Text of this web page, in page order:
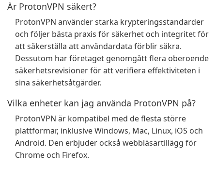
Är ProtonVPN säkert?
ProtonVPN använder starka krypteringsstandarder
och följer bästa praxis för säkerhet och integritet för
att säkerställa att användardata förblir säkra.
Dessutom har företaget genomgått flera oberoende
säkerhetsrevisioner för att verifiera effektiviteten i
sina säkerhetsåtgärder.
Vilka enheter kan jag använda ProtonVPN på?
ProtonVPN är kompatibel med de flesta större
plattformar, inklusive Windows, Mac, Linux, iOS och
Android. Den erbjuder också webbläsartillägg för
Chrome och Firefox.